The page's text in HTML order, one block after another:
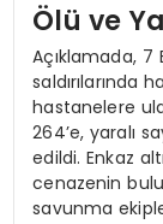
Ölü ve
Açıklamada, 7
saldırılarında
hastanelere
264’e, yaralı
edildi. Enkaz
cenazenin
savunma